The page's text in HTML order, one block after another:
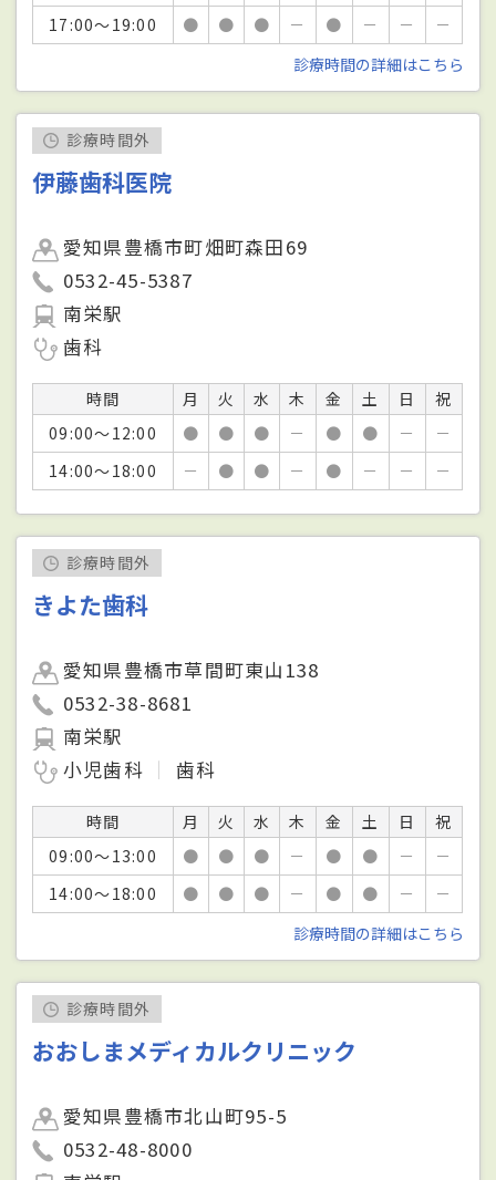
17:00～19:00
● ● ● － ● － －
－
診療時間の詳細はこちら
診療時間外
伊藤歯科医院
愛知県豊橋市町畑町森田69
0532-45-5387
南栄駅
歯科
時間 月 火 水 木 金 土 日
祝
09:00～12:00
● ● ● － ● ● －
－
14:00～18:00
－ ● ● － ● － － －
診療時間外
きよた歯科
愛知県豊橋市草間町東山138
0532-38-8681
南栄駅
小児歯科
歯科
時間 月 火 水 木 金 土 日
祝
09:00～13:00
● ● ● － ● ● －
－
14:00～18:00
● ● ● － ● ● －
－
診療時間の詳細はこちら
診療時間外
おおしまメディカルクリニック
愛知県豊橋市北山町95-5
0532-48-8000